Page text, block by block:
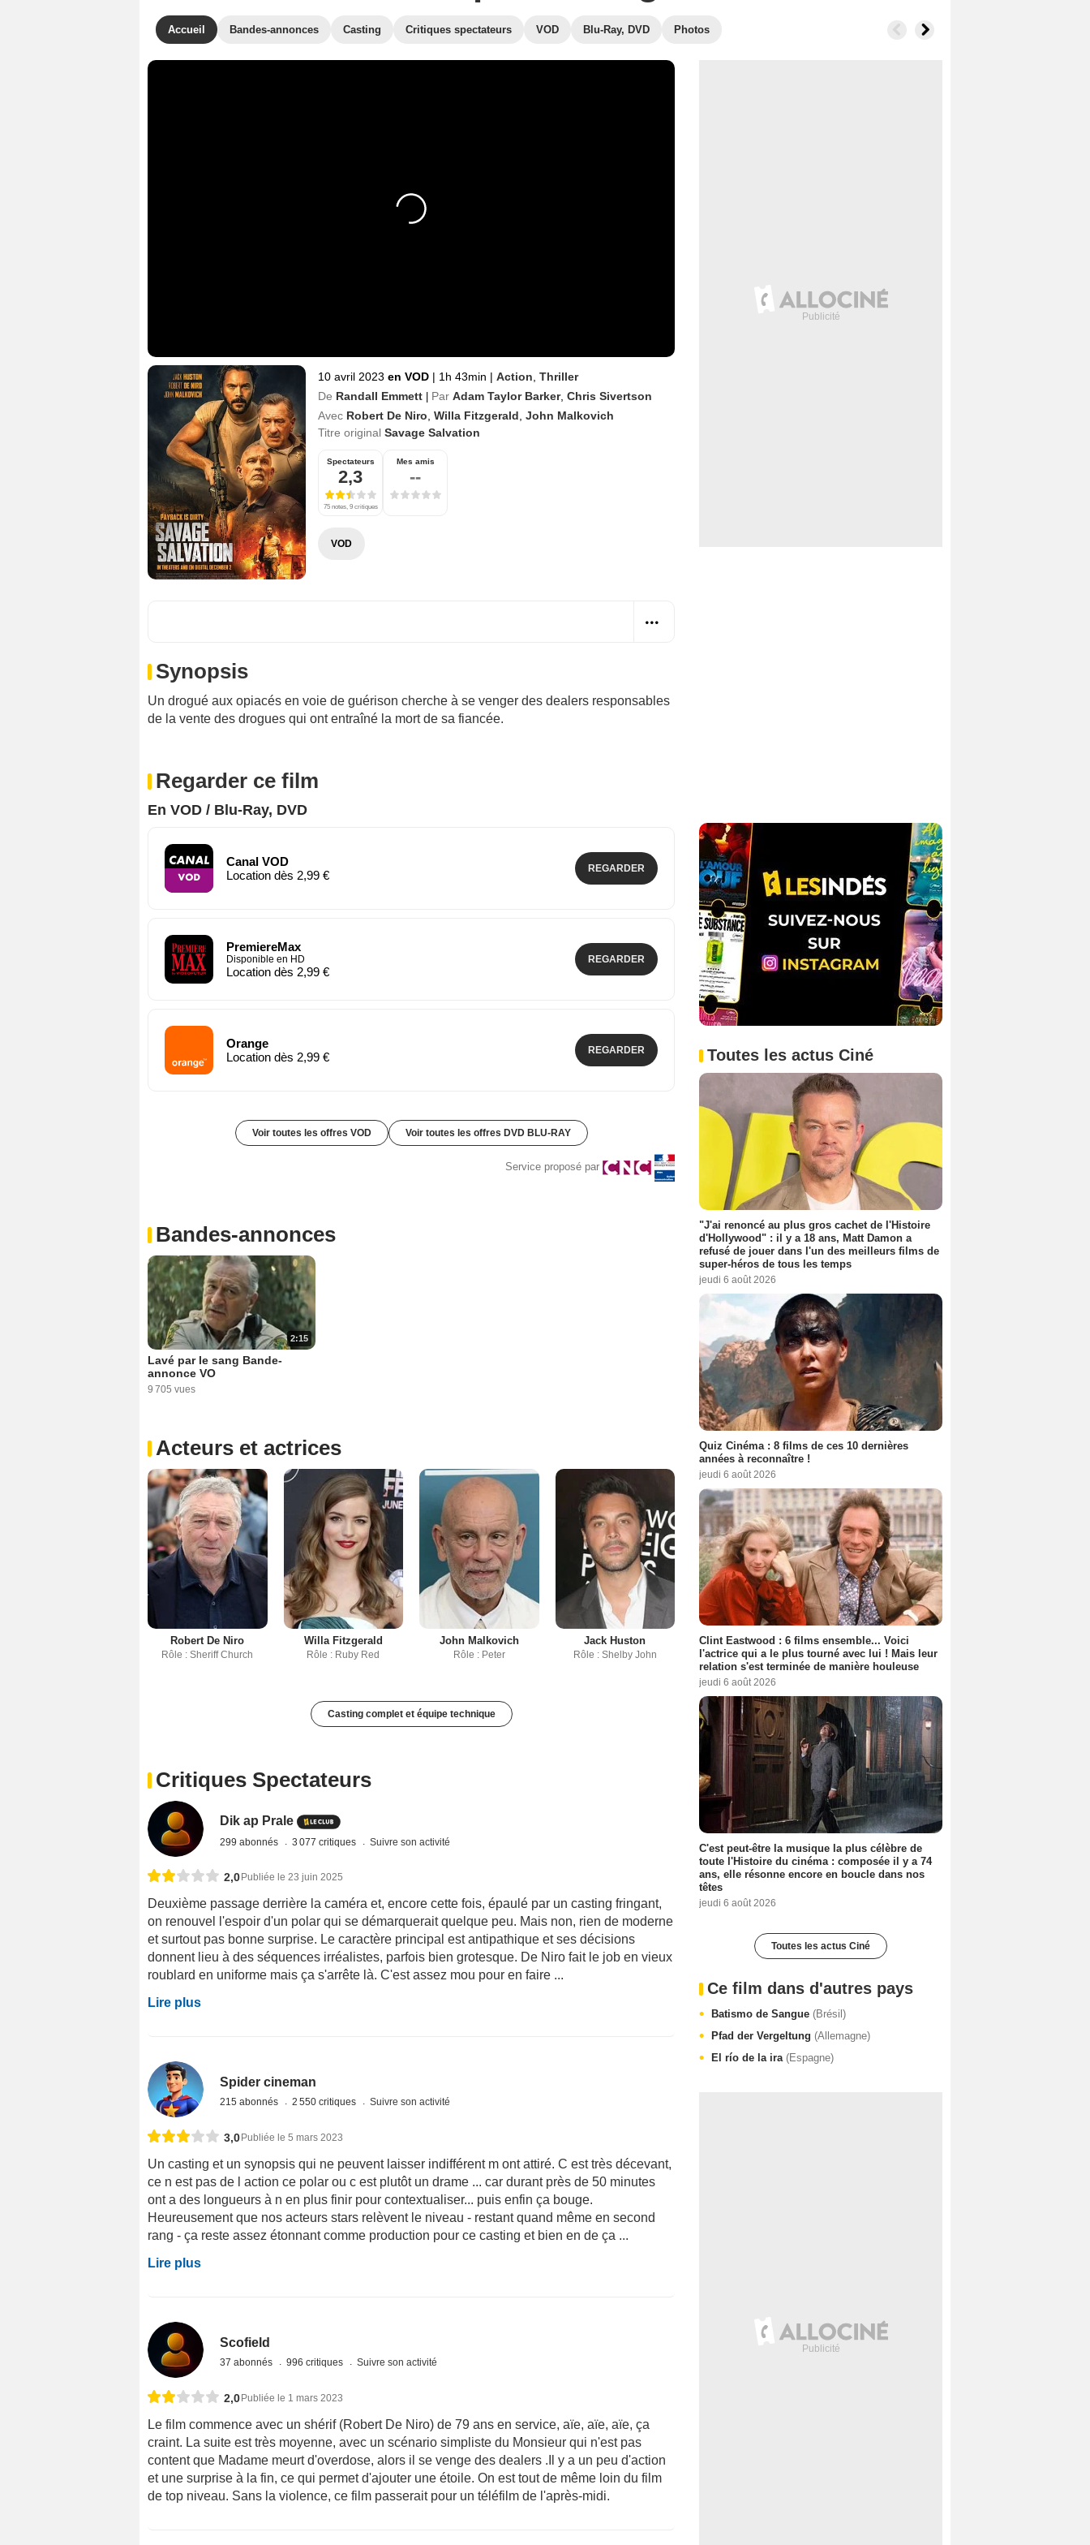
Accueil Bandes-annonces Casting Critiques spectateurs VOD Blu-Ray, DVD Photos
10 avril 2023 en VOD | 1h 43min | Action Thriller
De Randall Emmett | Par Adam Taylor Barker, Chris Sivertson
Avec Robert De Niro Willa Fitzgerald John Malkovich
Titre original Savage Salvation
Spectateurs
2,3
75 notes, 9 critiques
Mes amis
--
VOD
Synopsis
Un drogué aux opiacés en voie de guérison cherche à se venger des dealers responsables
de la vente des drogues qui ont entraîné la mort de sa fiancée.
Regarder ce film
En VOD / Blu-Ray, DVD
Canal VOD
Location dès 2,99 €
REGARDER
PremiereMax
Disponible en HD
Location dès 2,99 €
REGARDER
Orange
Location dès 2,99 €
REGARDER
Voir toutes les offres VOD Voir toutes les offres DVD BLU-RAY
Service proposé par
Bandes-annonces
2:15
Lavé par le sang Bande-
annonce VO
9 705 vues
Acteurs et actrices
Robert De Niro
Rôle : Sheriff Church
Willa Fitzgerald
Rôle : Ruby Red
John Malkovich
Rôle : Peter
Jack Huston
Rôle : Shelby John
Casting complet et équipe technique
Critiques Spectateurs
Dik ap Prale
299 abonnés 3 077 critiques Suivre son activité
2,0Publiée le 23 juin 2025
Deuxième passage derrière la caméra et, encore cette fois, épaulé par un casting fringant,
on renouvel l'espoir d'un polar qui se démarquerait quelque peu. Mais non, rien de moderne
et surtout pas bonne surprise. Le caractère principal est antipathique et ses décisions
donnent lieu à des séquences irréalistes, parfois bien grotesque. De Niro fait le job en vieux
roublard en uniforme mais ça s'arrête là. C'est assez mou pour en faire ...
Lire plus
Spider cineman
215 abonnés 2 550 critiques Suivre son activité
3,0Publiée le 5 mars 2023
Un casting et un synopsis qui ne peuvent laisser indifférent m ont attiré. C est très décevant,
ce n est pas de l action ce polar ou c est plutôt un drame ... car durant près de 50 minutes
ont a des longueurs à n en plus finir pour contextualiser... puis enfin ça bouge.
Heureusement que nos acteurs stars relèvent le niveau - restant quand même en second
rang - ça reste assez étonnant comme production pour ce casting et bien en de ça ...
Lire plus
Scofield
37 abonnés 996 critiques Suivre son activité
2,0Publiée le 1 mars 2023
Le film commence avec un shérif (Robert De Niro) de 79 ans en service, aïe, aïe, aïe, ça
craint. La suite est très moyenne, avec un scénario simpliste du Monsieur qui n'est pas
content que Madame meurt d'overdose, alors il se venge des dealers .Il y a un peu d'action
et une surprise à la fin, ce qui permet d'ajouter une étoile. On est tout de même loin du film
de top niveau. Sans la violence, ce film passerait pour un téléfilm de l'après-midi.
Toutes les actus Ciné
"J'ai renoncé au plus gros cachet de l'Histoire
d'Hollywood" : il y a 18 ans, Matt Damon a
refusé de jouer dans l'un des meilleurs films de
super-héros de tous les temps
jeudi 6 août 2026
Quiz Cinéma : 8 films de ces 10 dernières
années à reconnaître !
jeudi 6 août 2026
Clint Eastwood : 6 films ensemble... Voici
l'actrice qui a le plus tourné avec lui ! Mais leur
relation s'est terminée de manière houleuse
jeudi 6 août 2026
C'est peut-être la musique la plus célèbre de
toute l'Histoire du cinéma : composée il y a 74
ans, elle résonne encore en boucle dans nos
têtes
jeudi 6 août 2026
Toutes les actus Ciné
Ce film dans d'autres pays
Batismo de Sangue (Brésil)
Pfad der Vergeltung (Allemagne)
El río de la ira (Espagne)